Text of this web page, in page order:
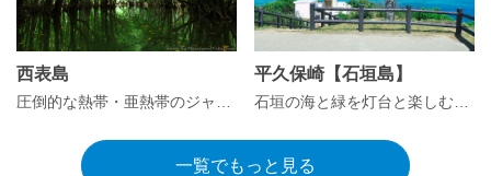
西表島 平久保崎【石垣島】
一覧でもっと見る